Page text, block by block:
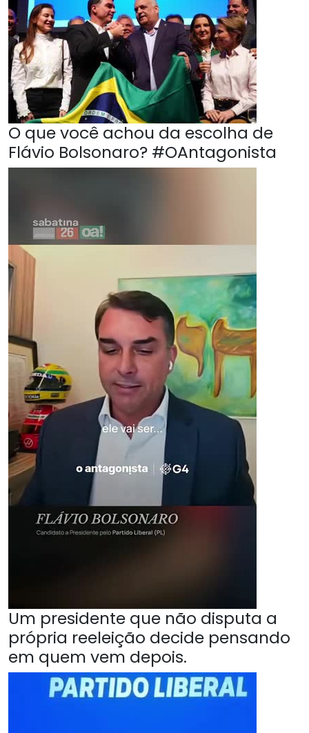
O que você achou da escolha de
Flávio Bolsonaro? #OAntagonista
Um presidente que não disputa a
própria reeleição decide pensando
em quem vem depois.